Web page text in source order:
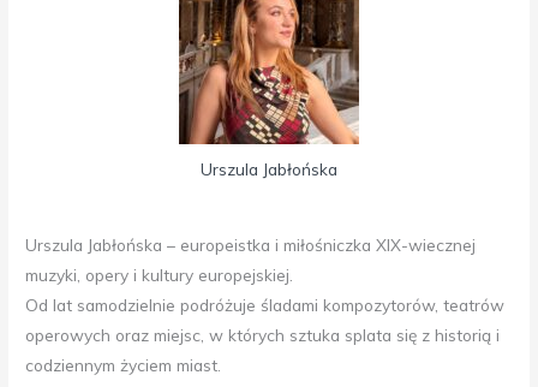
Urszula Jabłońska
Urszula Jabłońska – europeistka i miłośniczka XIX-wiecznej
muzyki, opery i kultury europejskiej.
Od lat samodzielnie podróżuje śladami kompozytorów, teatrów
operowych oraz miejsc, w których sztuka splata się z historią i
codziennym życiem miast.